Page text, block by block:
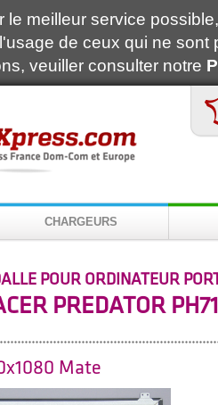
le meilleur service
de ceux qui ne
veuiller consulter notre
CHARGEURS
POUR ORDINATEUR
PREDATOR
Mate